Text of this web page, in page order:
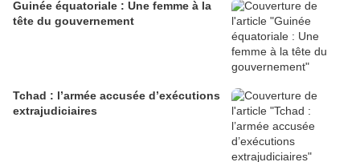
Guinée équatoriale : Une femme à la
tête du gouvernement
Tchad : l’armée accusée d’exécutions
extrajudiciaires